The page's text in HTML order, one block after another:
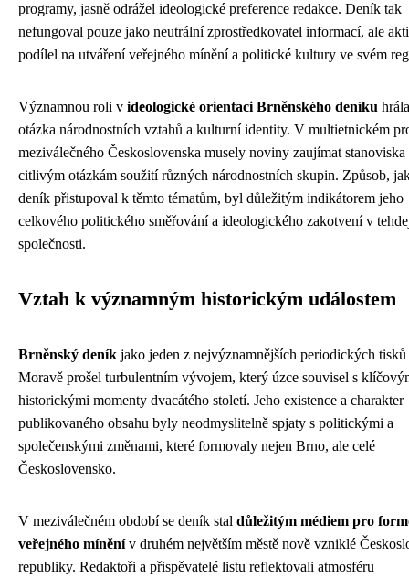
programy, jasně odrážel ideologické preference redakce. Deník tak
nefungoval pouze jako neutrální zprostředkovatel informací, ale
podílel na utváření veřejného mínění a politické kultury ve svém
Významnou roli v ideologické orientaci Brněnského deníku
otázka národnostních vztahů a kulturní identity. V multietnickém
meziválečného Československa musely noviny zaujímat stanoviska
citlivým otázkám soužití různých národnostních skupin. Způsob,
deník přistupoval k těmto tématům, byl důležitým indikátorem jeho
celkového politického směřování a ideologického zakotvení v
společnosti.
Vztah k významným historickým událostem
Brněnský deník jako jeden z nejvýznamnějších periodických tisků
Moravě prošel turbulentním vývojem, který úzce souvisel s
historickými momenty dvacátého století. Jeho existence a charakter
publikovaného obsahu byly neodmyslitelně spjaty s politickými a
společenskými změnami, které formovaly nejen Brno, ale celé
Československo.
V meziválečném období se deník stal důležitým médiem pro
veřejného míněnív druhém největším městě nově vzniklé
republiky. Redaktoři a přispěvatelé listu reflektovali atmosféru